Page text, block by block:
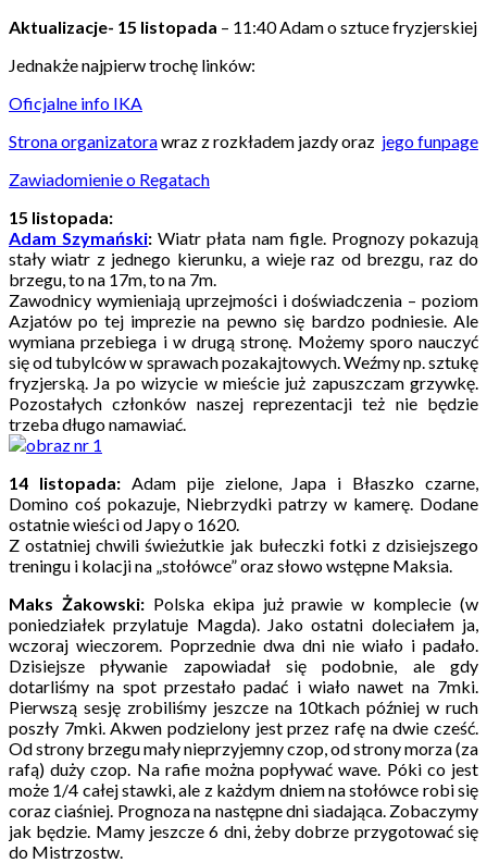
Aktualizacje- 15 listopada – 11:40Adam o sztuce fryzjerskiej
Jednakże najpierw trochę linków:
Oficjalne info IKA
Strona organizatorawraz z rozkładem jazdy oraz jego funpage
Zawiadomienie o Regatach
15 listopada:
Adam Szymański:Wiatr płata nam figle. Prognozy pokazują
stały wiatr z jednego kierunku, a wieje raz od brezgu, raz do
brzegu, to na 17m, to na 7m.
Zawodnicy wymieniają uprzejmości i doświadczenia – poziom
Azjatów po tej imprezie na pewno się bardzo podniesie. Ale
wymiana przebiega i w drugą stronę. Możemy sporo nauczyć
się od tubylców w sprawach pozakajtowych. Weźmy np. sztukę
fryzjerską. Ja po wizycie w mieście już zapuszczam grzywkę.
Pozostałych członków naszej reprezentacji też nie będzie
trzeba długo namawiać.
14 listopada: Adam pije zielone, Japa i Błaszko czarne,
Domino coś pokazuje, Niebrzydki patrzy w kamerę. Dodane
ostatnie wieści od Japy o 1620.
Z ostatniej chwili świeżutkie jak bułeczki fotki z dzisiejszego
treningu i kolacji na „stołówce” oraz słowo wstępne Maksia.
Maks Żakowski: Polska ekipa już prawie w komplecie (w
poniedziałek przylatuje Magda). Jako ostatni doleciałem ja,
wczoraj wieczorem. Poprzednie dwa dni nie wiało i padało.
Dzisiejsze pływanie zapowiadał się podobnie, ale gdy
dotarliśmy na spot przestało padać i wiało nawet na 7mki.
Pierwszą sesję zrobiliśmy jeszcze na 10tkach później w ruch
poszły 7mki. Akwen podzielony jest przez rafę na dwie cześć.
Od strony brzegu mały nieprzyjemny czop, od strony morza (za
rafą) duży czop. Na rafie można popływać wave. Póki co jest
może 1/4 całej stawki, ale z każdym dniem na stołówce robi się
coraz ciaśniej. Prognoza na następne dni siadająca. Zobaczymy
jak będzie. Mamy jeszcze 6 dni, żeby dobrze przygotować się
do Mistrzostw.